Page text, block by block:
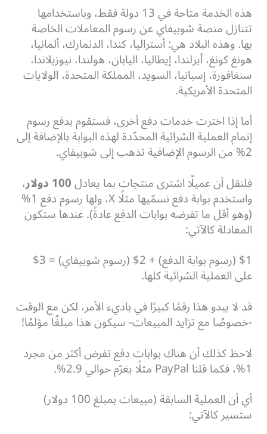
هذه الخدمة متاحة في 13 دولة فقط، وباستخدامها
تتنازل منصة شوبيفاي عن رسوم المعاملات الخاصة
بها. وهذه البلاد هي: أستراليا، كندا، الدنمارك، ألمانيا،
هونغ كونغ، أيرلندا، إيطاليا، اليابان، هولندا، نيوزيلاندا،
سنغافورة، إسبانيا، السويد، المملكة المتحدة، الولايات
المتحدة الأمريكية.
أما إذا اخترت خدمات دفع أخرى، فستقوم بدفع رسوم
إتمام العملية الشرائية المحدّدة لهذه البوابة بالإضافة إلى
2% من الرسوم الإضافية تذهب إلى شوبيفاي.
فلنقل أن عميلًا اشترى منتجات بما يعادل100 دولار ،
واستخدم بوابة دفع نسمّيها مثلًا X، ولها رسوم دفع 1%
(وهو أقل ما تفرضه بوابات الدفع عادةً). عندها ستكون
المعادلة كالآتي:
$1 (رسوم بوابة الدفع) + 2$ (رسوم شوبيفاي) = 3$
على العملية الشرائية كلها.
قد لا يبدو هذا رقمًا كبيرًا في باديء الأمر، لكن مع الوقت
-خصوصًا مع تزايد المبيعات- سيكون هذا مبلغًا مؤلمًا!
لاحظ كذلك أن هناك بوابات دفع تفرض أكثر من مجرد
1%، فكما قلنا PayPal مثلًا يغرّم حوالي 2.9%.
أي أن العملية السابقة (مبيعات بمبلغ 100 دولار)
ستسير كالآتي: